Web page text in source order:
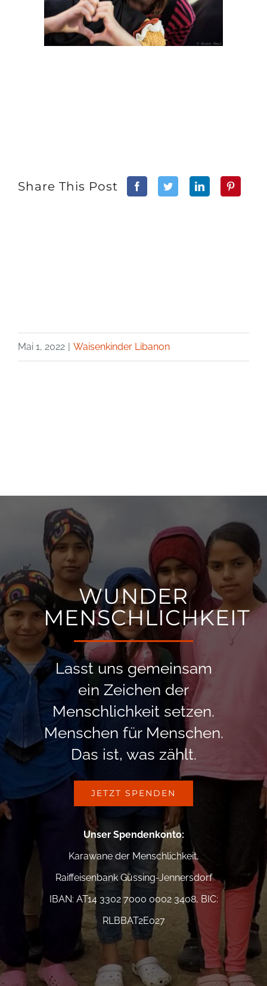
Share This Post
Mai 1, 2022 | Waisenkinder Libanon
WUNDER
MENSCHLICHKEIT
Lasst uns gemeinsam
ein Zeichen der
Menschlichkeit setzen.
Menschen für Menschen.
Das ist, was zählt.
JETZT SPENDEN
Unser Spendenkonto:
Karawane der Menschlichkeit,
Raiffeisenbank Güssing-Jennersdorf
IBAN: AT14 3302 7000 0002 3408, BIC:
RLBBAT2E027